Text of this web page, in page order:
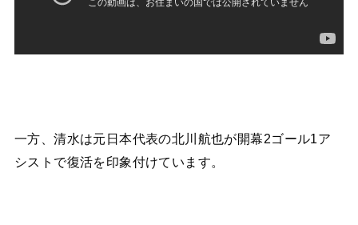
一方、清水は元日本代表の北川航也が開幕2ゴール1ア
シストで復活を印象付けています。